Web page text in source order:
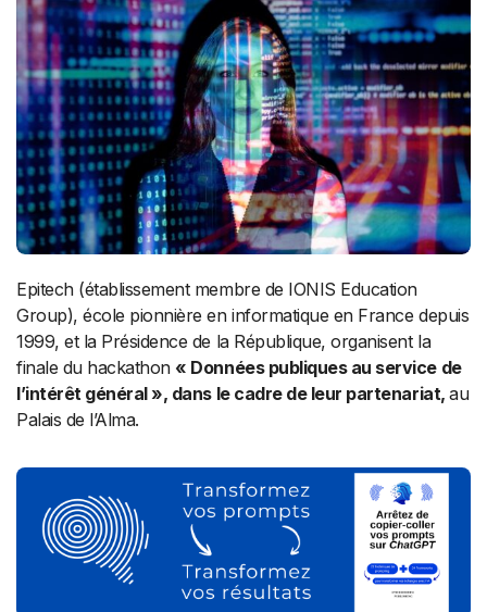
Epitech (établissement membre de IONIS Education
Group), école pionnière en informatique en France depuis
1999, et la Présidence de la République, organisent la
finale du hackathon « Données publiques au service de
l’intérêt général », dans le cadre de leur partenariat,au
Palais de l’Alma.